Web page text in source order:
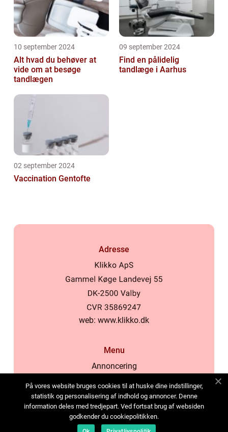
10 september 2024
Alt hvad du behøver at
vide om at besøge
tandlægen
09 september 2024
Find en pålidelig
tandlæge i Aarhus
02 september 2024
Vaccination Gentofte
Adresse
web: www.klikko.dk
Menu
Annoncering
Cookies
Kontakt os
Sitemap
På vores website bruges cookies til at huske dine indstillinger,
statistik og personalisering af indhold og annoncer. Denne
information deles med tredjepart. Ved fortsat brug af websiden
godkender du cookiepolitikken.